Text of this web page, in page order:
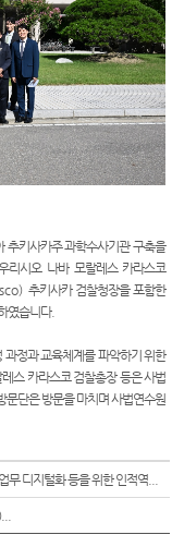
추키사카주 과학수사기관 구축을
리시오 나바 모랄레스 카라스코
추키사카 검찰청장을 포함한
였습니다.
정과 교육체계를 파악하기 위한
스 카라스코 검찰총장 등은 사법
문단은 방문을 마치며 사법연수원
디지털화 등을 위한 인적역...